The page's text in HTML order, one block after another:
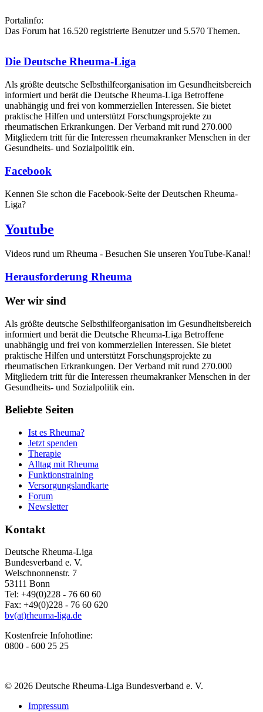
Portalinfo:
Das Forum hat 16.520 registrierte Benutzer und 5.570 Themen.
Die Deutsche Rheuma-Liga
Als größte deutsche Selbsthilfe­organisation im Gesundheitsbereich
informiert und berät die Deutsche Rheuma-Liga Betroffene
unabhängig und frei von kommerziellen Interessen. Sie bietet
praktische Hilfen und unterstützt Forschungsprojekte zu
rheumatischen Erkrankungen. Der Verband mit rund 270.000
Mitgliedern tritt für die Interessen rheumakranker Menschen in der
Gesundheits- und Sozialpolitik ein.
Facebook
Kennen Sie schon die Facebook-Seite der Deutschen Rheuma-
Liga?
Youtube
Videos rund um Rheuma - Besuchen Sie unseren YouTube-Kanal!
Herausforderung Rheuma
Wer wir sind
Als größte deutsche Selbsthilfeorganisation im Gesundheitsbereich
informiert und berät die Deutsche Rheuma-Liga Betroffene
unabhängig und frei von kommerziellen Interessen. Sie bietet
praktische Hilfen und unterstützt Forschungsprojekte zu
rheumatischen Erkrankungen. Der Verband mit rund 270.000
Mitgliedern tritt für die Interessen rheumakranker Menschen in der
Gesundheits- und Sozialpolitik ein.
Beliebte Seiten
Ist es Rheuma?
Jetzt spenden
Therapie
Alltag mit Rheuma
Funktionstraining
Versorgungslandkarte
Forum
Newsletter
Kontakt
Deutsche Rheuma-Liga
Bundesverband e. V.
Welschnonnenstr. 7
53111 Bonn
Tel: +49(0)228 - 76 60 60
Fax: +49(0)228 - 76 60 620
bv(at)rheuma-liga.de
Kostenfreie Infohotline:
0800 - 600 25 25
© 2026 Deutsche Rheuma-Liga Bundesverband e. V.
Impressum